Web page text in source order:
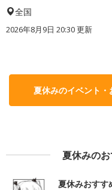
全国
2026年8月9日 20:30更新
夏休みのイベント
夏休みの
夏休みおすす